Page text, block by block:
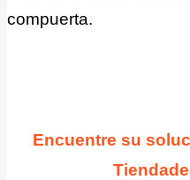
compuerta.
Encuentre su